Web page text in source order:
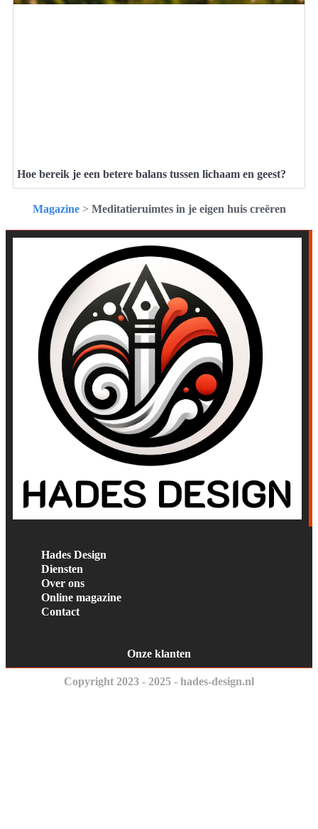
Hoe bereik je een betere balans tussen lichaam en geest?
Magazine> Meditatieruimtes in je eigen huis creëren
Hades Design
Diensten
Over ons
Online magazine
Contact
Onze klanten
Copyright 2023 - 2025 - hades-design.nl